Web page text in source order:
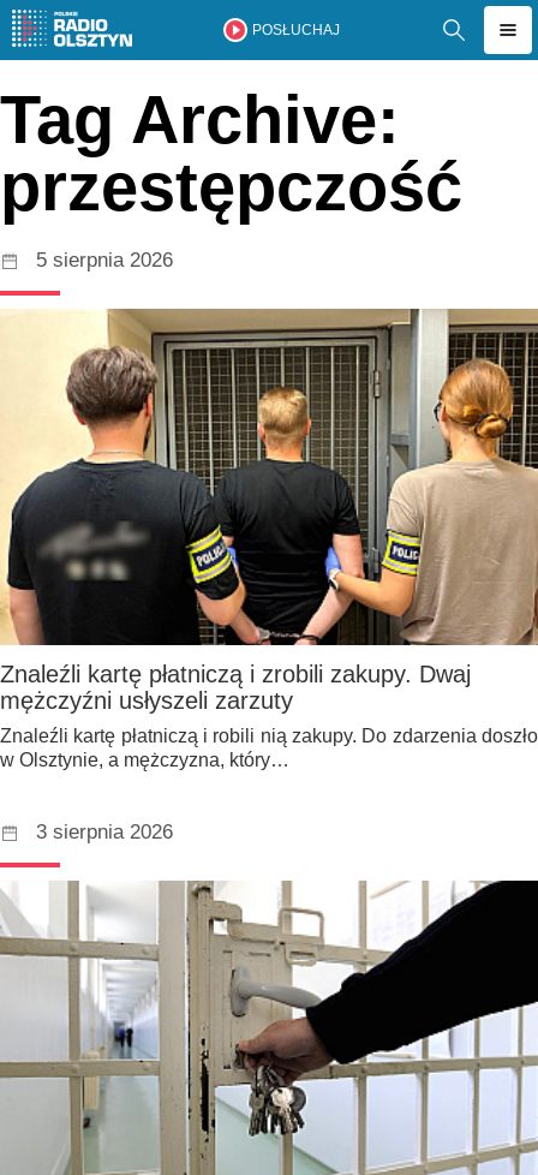
POSŁUCHAJ
Tag Archive:
przestępczość
5 sierpnia 2026
Znaleźli kartę płatniczą i zrobili zakupy. Dwaj
mężczyźni usłyszeli zarzuty
Znaleźli kartę płatniczą i robili nią zakupy. Do zdarzenia doszło
w Olsztynie, a mężczyzna, który…
3 sierpnia 2026